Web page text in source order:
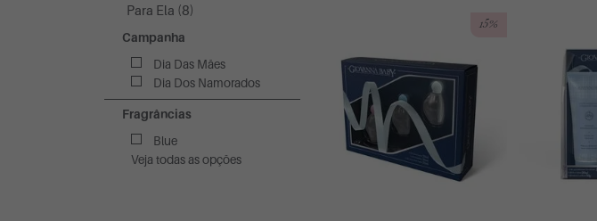
Para Ela (8)
Campanha
Dia Das Mães
Dia Dos Namorados
Fragrâncias
Blue
Veja todas as opções
15%